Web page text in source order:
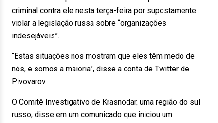
criminal contra ele nesta terça-feira por supostamente
violar a legislação russa sobre “organizações
indesejáveis”.
“Estas situações nos mostram que eles têm medo de
nós, e somos a maioria”, disse a conta de Twitter de
Pivovarov.
O Comitê Investigativo de Krasnodar, uma região do sul
russo, disse em um comunicado que iniciou um